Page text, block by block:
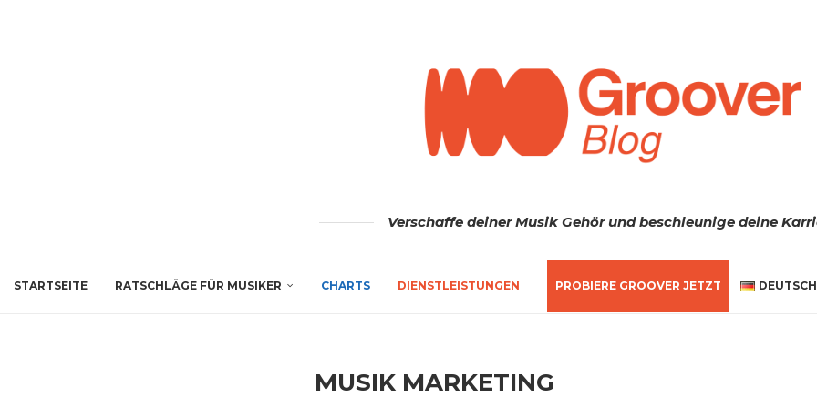
Verschaffe deiner Musik Gehör und beschleunige deine
STARTSEITE RATSCHLÄGE FÜR MUSIKER CHARTS DIENSTLEISTUNGEN PROBIERE GROOVER JETZT DEUTSCH
MUSIK MARKETING